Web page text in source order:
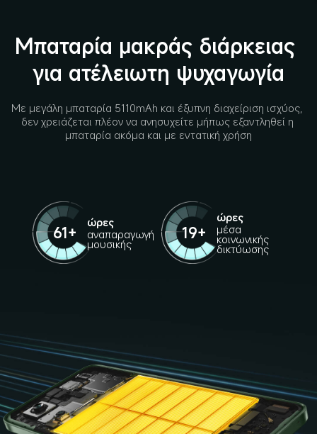
Μπαταρία μακράς διάρκειας
για ατέλειωτη ψυχαγωγία
Με μεγάλη μπαταρία 5110mAh και έξυπνη διαχείριση ισχύος,
δεν χρειάζεται πλέον να ανησυχείτε μήπως εξαντληθεί η
μπαταρία ακόμα και με εντατική χρήση
61+
ώρες
αναπαραγωγή
μουσικής
19+
ώρες
μέσα
κοινωνικής
δικτύωσης